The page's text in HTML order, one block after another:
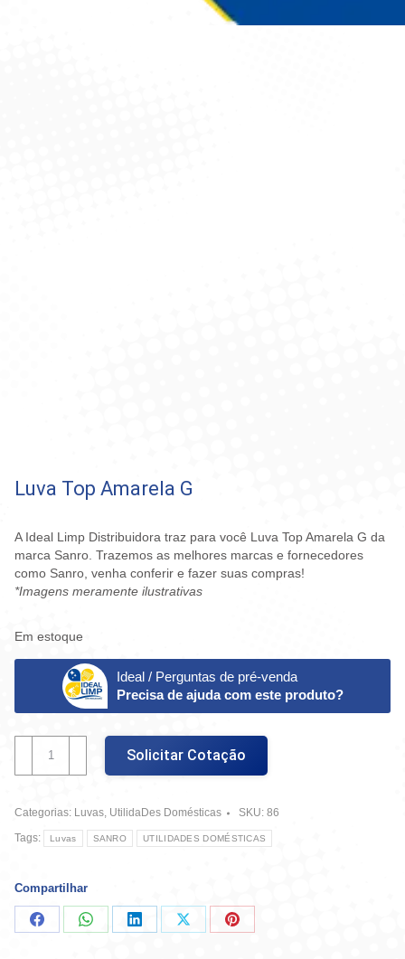
Luva Top Amarela G
A Ideal Limp Distribuidora traz para você Luva Top Amarela G da
marca Sanro. Trazemos as melhores marcas e fornecedores
como Sanro, venha conferir e fazer suas compras!
*Imagens meramente ilustrativas
Em estoque
Ideal / Perguntas de pré-venda
Precisa de ajuda com este produto?
Amarela
quantidade
Solicitar Cotação
Categorias: Luvas, UtilidaDes Domésticas SKU: 86
Tags:
Luvas SANRO UTILIDADES DOMÉSTICAS
Compartilhar
CompartilharCompartilharCompartilharCompartilharCompartilhar